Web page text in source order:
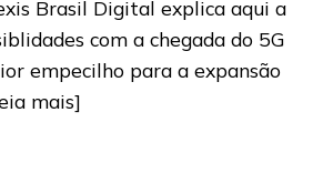
Brasil Digital explica aqui a
com a chegada do 5G
empecilho para a expansão
mais]